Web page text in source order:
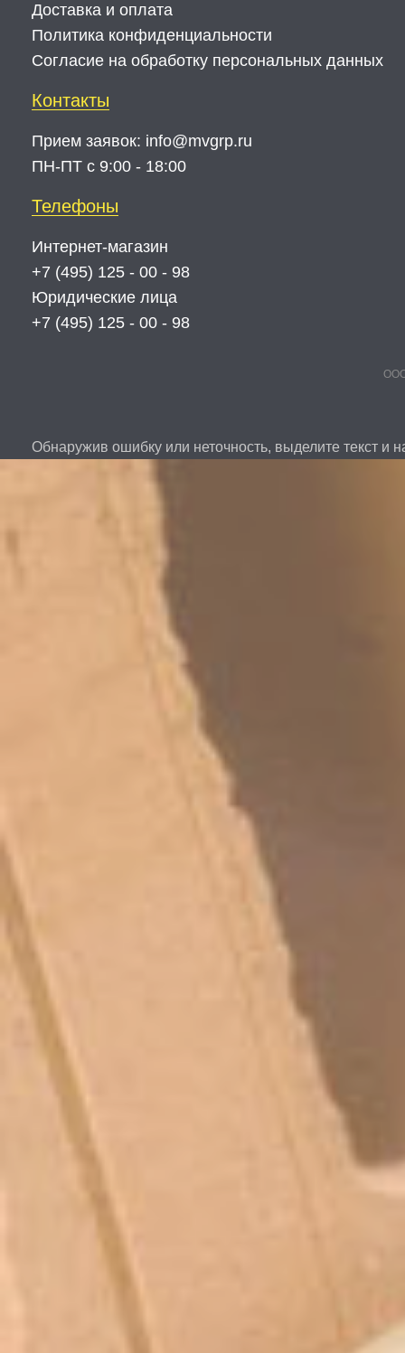
Доставка и оплата
Политика конфиденциальности
Согласие на обработку персональных данных
Контакты
Прием заявок: info@mvgrp.ru
ПН-ПТ с 9:00 - 18:00
Телефоны
Интернет-магазин
+7 (495) 125 - 00 - 98
Юридические лица
+7 (495) 125 - 00 - 98
ООО
Обнаружив ошибку или неточность, выделите текст и